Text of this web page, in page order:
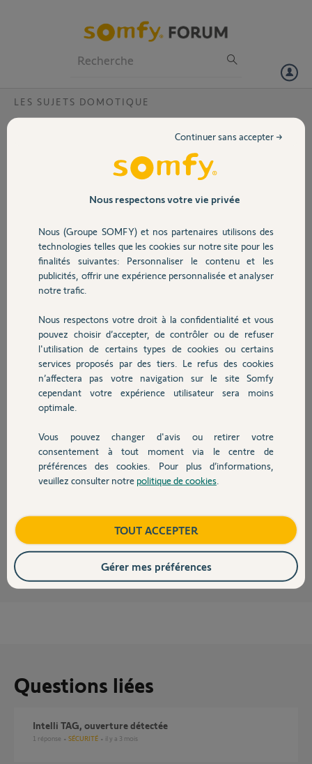
Volet
Sécurité
Domotique
Chauffage
Autres produits
Devis avec un pro
Contact
LES SUJETS DOMOTIQUE
Sens de pose d'un Intelli tag ?
Je voudrais savoir s'il est possible d'installer un Intelli tag sur une
fenêtre dans le sens vertical. La pose en horizontal n'est pas possible
par manque de place sur l'ouvrant. La documentation n'en parle pas.
PAUL S.
il y a plus de 2 ans
Participer au fil de discussion
Réponses
Aucun problème la preuve en image
JACKY M. il y a plus de 2 ans
Questions liées
Intelli TAG, ouverture détectée
1 réponse SÉCURITÉ il y a 3 mois
Nous respectons votre vie privée
Nous (Groupe SOMFY) et nos partenaires utilisons des
technologies telles que les cookies sur notre site pour les
finalités suivantes: Personnaliser le contenu et les
publicités, offrir une expérience personnalisée et analyser
notre trafic.
Nous respectons votre droit à la confidentialité et vous
pouvez choisir d’accepter, de contrôler ou de refuser
l'utilisation de certains types de cookies ou certains
services proposés par des tiers. Le refus des cookies
n’affectera pas votre navigation sur le site Somfy
cependant votre expérience utilisateur sera moins
optimale.
Vous pouvez changer d'avis ou retirer votre
consentement à tout moment via le centre de
préférences des cookies. Pour plus d’informations,
veuillez consulter notre politique de cookies
Continuer sans accepter →
TOUT ACCEPTER
Gérer mes préférences